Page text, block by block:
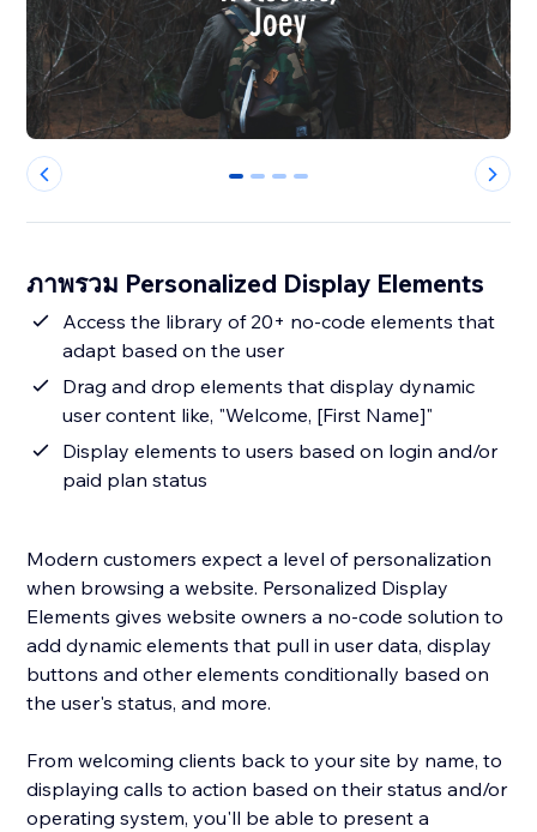
0 1 2 3
ภาพรวม Personalized Display Elements
Access the library of 20+ no-code elements that
adapt based on the user
Drag and drop elements that display dynamic
user content like, "Welcome, [First Name]"
Display elements to users based on login and/or
paid plan status
Modern customers expect a level of personalization
when browsing a website. Personalized Display
Elements gives website owners a no-code solution to
add dynamic elements that pull in user data, display
buttons and other elements conditionally based on
the user's status, and more.
From welcoming clients back to your site by name, to
displaying calls to action based on their status and/or
operating system, you'll be able to present a